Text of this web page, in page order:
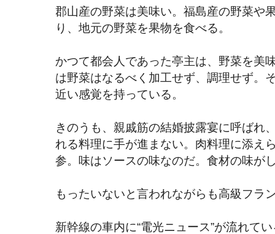
郡山産の野菜は美味い。福島産の野菜や
り、地元の野菜を果物を食べる。
かつて都会人であった亭主は、野菜を美
は野菜はなるべく加工せず、調理せず。
近い感覚を持っている。
きのうも、親戚筋の結婚披露宴に呼ばれ
れる料理に手が進まない。肉料理に添え
参。味はソースの味なのだ。食材の味が
もったいないと言われながらも高級フラ
新幹線の車内に“電光ニュース”が流れて